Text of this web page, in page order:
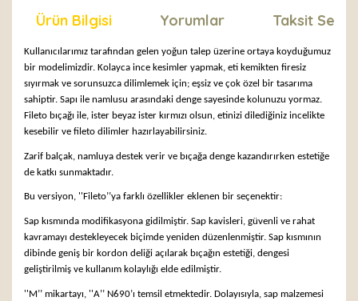
Ürün Bilgisi Yorumlar Taksit
Kullanıcılarımız tarafından gelen yoğun talep üzerine ortaya koyduğumuz
bir modelimizdir. Kolayca ince kesimler yapmak, eti kemikten firesiz
sıyırmak ve sorunsuzca dilimlemek için; eşsiz ve çok özel bir tasarıma
sahiptir. Sapı ile namlusu arasındaki denge sayesinde kolunuzu yormaz.
Fileto bıçağı ile, ister beyaz ister kırmızı olsun, etinizi dilediğiniz incelikte
kesebilir ve fileto dilimler hazırlayabilirsiniz.
Zarif balçak, namluya destek verir ve bıçağa denge kazandırırken estetiğe
de katkı sunmaktadır.
Bu versiyon, ''Fileto’’ya farklı özellikler eklenen bir seçenektir:
Sap kısmında modifikasyona gidilmiştir. Sap kavisleri, güvenli ve rahat
kavramayı destekleyecek biçimde yeniden düzenlenmiştir. Sap kısmının
dibinde geniş bir kordon deliği açılarak bıçağın estetiği, dengesi
geliştirilmiş ve kullanım kolaylığı elde edilmiştir.
''M’’ mikartayı, ''A’’ N690’ı temsil etmektedir. Dolayısıyla, sap malzemesi